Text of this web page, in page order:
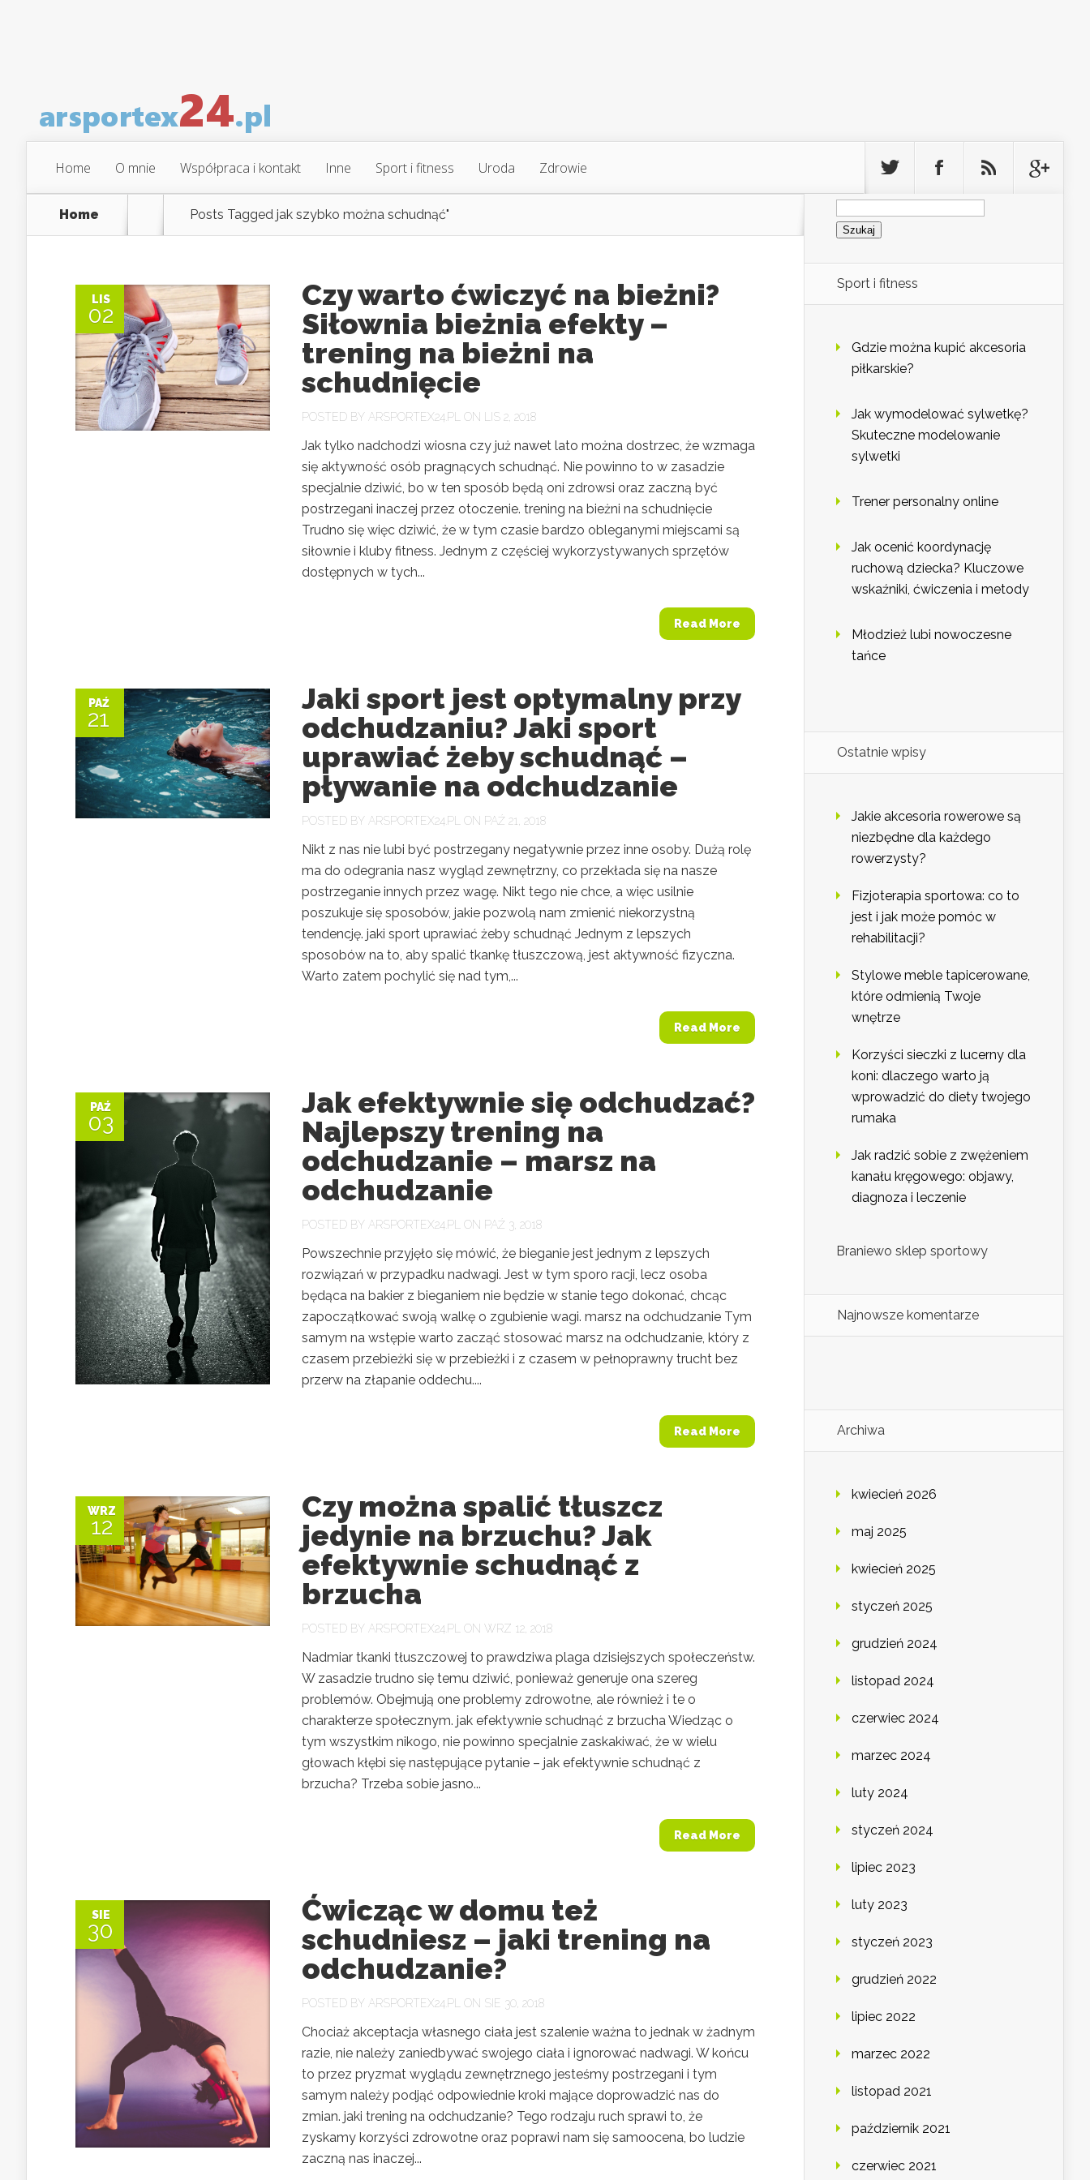
Home O mnie Współpraca i kontakt Inne Sport i fitness Uroda Zdrowie
Home Posts Tagged jak szybko można schudnąć"
LIS
02
Czy warto ćwiczyć na bieżni?
Siłownia bieżnia efekty –
trening na bieżni na
schudnięcie
POSTED BY ARSPORTEX24.PL ON LIS 2, 2018
Jak tylko nadchodzi wiosna czy już nawet lato można dostrzec, że wzmaga
się aktywność osób pragnących schudnąć. Nie powinno to w zasadzie
specjalnie dziwić, bo w ten sposób będą oni zdrowsi oraz zaczną być
postrzegani inaczej przez otoczenie. trening na bieżni na schudnięcie
Trudno się więc dziwić, że w tym czasie bardzo obleganymi miejscami są
siłownie i kluby fitness. Jednym z częściej wykorzystywanych sprzętów
dostępnych w tych...
Read More
PAŹ
21
Jaki sport jest optymalny przy
odchudzaniu? Jaki sport
uprawiać żeby schudnąć –
pływanie na odchudzanie
POSTED BY ARSPORTEX24.PL ON PAŹ 21, 2018
Nikt z nas nie lubi być postrzegany negatywnie przez inne osoby. Dużą rolę
ma do odegrania nasz wygląd zewnętrzny, co przekłada się na nasze
postrzeganie innych przez wagę. Nikt tego nie chce, a więc usilnie
poszukuje się sposobów, jakie pozwolą nam zmienić niekorzystną
tendencję. jaki sport uprawiać żeby schudnąć Jednym z lepszych
sposobów na to, aby spalić tkankę tłuszczową, jest aktywność fizyczna.
Warto zatem pochylić się nad tym,...
Read More
PAŹ
03
Jak efektywnie się odchudzać?
Najlepszy trening na
odchudzanie – marsz na
odchudzanie
POSTED BY ARSPORTEX24.PL ON PAŹ 3, 2018
Powszechnie przyjęło się mówić, że bieganie jest jednym z lepszych
rozwiązań w przypadku nadwagi. Jest w tym sporo racji, lecz osoba
będąca na bakier z bieganiem nie będzie w stanie tego dokonać, chcąc
zapoczątkować swoją walkę o zgubienie wagi. marsz na odchudzanie Tym
samym na wstępie warto zacząć stosować marsz na odchudzanie, który z
czasem przebieżki się w przebieżki i z czasem w pełnoprawny trucht bez
przerw na złapanie oddechu....
Read More
WRZ
12
Czy można spalić tłuszcz
jedynie na brzuchu? Jak
efektywnie schudnąć z
brzucha
POSTED BY ARSPORTEX24.PL ON WRZ 12, 2018
Nadmiar tkanki tłuszczowej to prawdziwa plaga dzisiejszych społeczeństw.
W zasadzie trudno się temu dziwić, ponieważ generuje ona szereg
problemów. Obejmują one problemy zdrowotne, ale również i te o
charakterze społecznym. jak efektywnie schudnąć z brzucha Wiedząc o
tym wszystkim nikogo, nie powinno specjalnie zaskakiwać, że w wielu
głowach kłębi się następujące pytanie – jak efektywnie schudnąć z
brzucha? Trzeba sobie jasno...
Read More
SIE
30
Ćwicząc w domu też
schudniesz – jaki trening na
odchudzanie?
POSTED BY ARSPORTEX24.PL ON SIE 30, 2018
Chociaż akceptacja własnego ciała jest szalenie ważna to jednak w żadnym
razie, nie należy zaniedbywać swojego ciała i ignorować nadwagi. W końcu
to przez pryzmat wyglądu zewnętrznego jesteśmy postrzegani i tym
samym należy podjąć odpowiednie kroki mające doprowadzić nas do
zmian. jaki trening na odchudzanie? Tego rodzaju ruch sprawi to, że
zyskamy korzyści zdrowotne oraz poprawi nam się samoocena, bo ludzie
zaczną nas inaczej...
Szukaj:
Sport i fitness
Gdzie można kupić akcesoria
piłkarskie?
Jak wymodelować sylwetkę?
Skuteczne modelowanie
sylwetki
Trener personalny online
Jak ocenić koordynację
ruchową dziecka? Kluczowe
wskaźniki, ćwiczenia i metody
Młodzież lubi nowoczesne
tańce
Ostatnie wpisy
Jakie akcesoria rowerowe są
niezbędne dla każdego
rowerzysty?
Fizjoterapia sportowa: co to
jest i jak może pomóc w
rehabilitacji?
Stylowe meble tapicerowane,
które odmienią Twoje
wnętrze
Korzyści sieczki z lucerny dla
koni: dlaczego warto ją
wprowadzić do diety twojego
rumaka
Jak radzić sobie z zwężeniem
kanału kręgowego: objawy,
diagnoza i leczenie
Braniewo sklep sportowy
Najnowsze komentarze
Archiwa
kwiecień 2026
maj 2025
kwiecień 2025
styczeń 2025
grudzień 2024
listopad 2024
czerwiec 2024
marzec 2024
luty 2024
styczeń 2024
lipiec 2023
luty 2023
styczeń 2023
grudzień 2022
lipiec 2022
marzec 2022
listopad 2021
październik 2021
czerwiec 2021